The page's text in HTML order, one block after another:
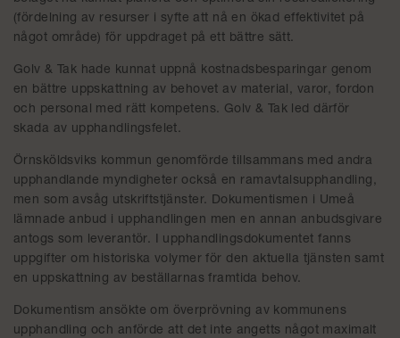
(fördelning av resurser i syfte att nå en ökad effektivitet på
något område) för uppdraget på ett bättre sätt.
Golv & Tak hade kunnat uppnå kostnadsbesparingar genom
en bättre uppskattning av behovet av material, varor, fordon
och personal med rätt kompetens. Golv & Tak led därför
skada av upphandlingsfelet.
Örnsköldsviks kommun genomförde tillsammans med andra
upphandlande myndigheter också en ramavtalsupphandling,
men som avsåg utskriftstjänster. Dokumentismen i Umeå
lämnade anbud i upphandlingen men en annan anbudsgivare
antogs som leverantör. I upphandlingsdokumentet fanns
uppgifter om historiska volymer för den aktuella tjänsten samt
en uppskattning av beställarnas framtida behov.
Dokumentism ansökte om överprövning av kommunens
upphandling och anförde att det inte angetts något maximalt